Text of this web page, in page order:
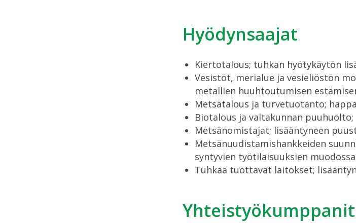
Hyödynsaajat
Kiertotalous; tuhkan hyötykäytön
Vesistöt, merialue ja vesieliöstön
metallien huuhtoutumisen
Metsätalous ja turvetuotanto;
Biotalous ja valtakunnan
Metsänomistajat; lisääntyneen
Metsänuudistamishankkeiden
syntyvien työtilaisuuksien muodossa
Tuhkaa tuottavat laitokset;
Yhteistyökumppanit